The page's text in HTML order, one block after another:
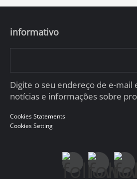
informativo
Digite o seu endereço de e-mail
notícias e informações sobre
Cookies Statements
Cookies Setting